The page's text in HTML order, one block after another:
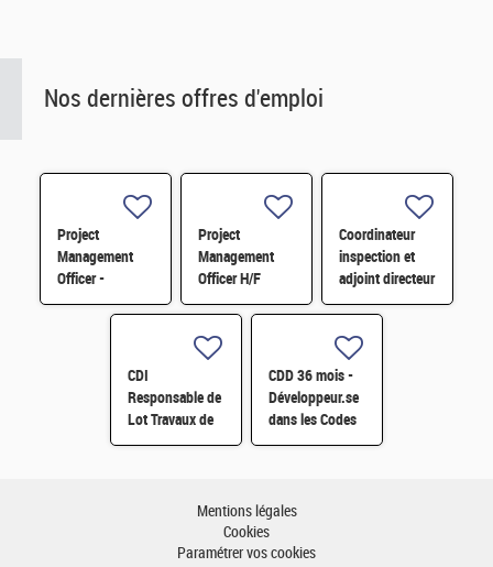
Nos dernières offres d'emploi
Project
Management
Officer -
Référent Cost
Engineering H/F
Project
Management
Officer H/F
Coordinateur
inspection et
adjoint directeur
qualité/inspection
– Projet RJH
H/F
CDI
Responsable de
Lot Travaux de
Démantèlement
CDD 36 mois -
Développeur.se
dans les Codes
de Traitement
Monte-Carlo H/F
Mentions légales
Cookies
Paramétrer vos cookies